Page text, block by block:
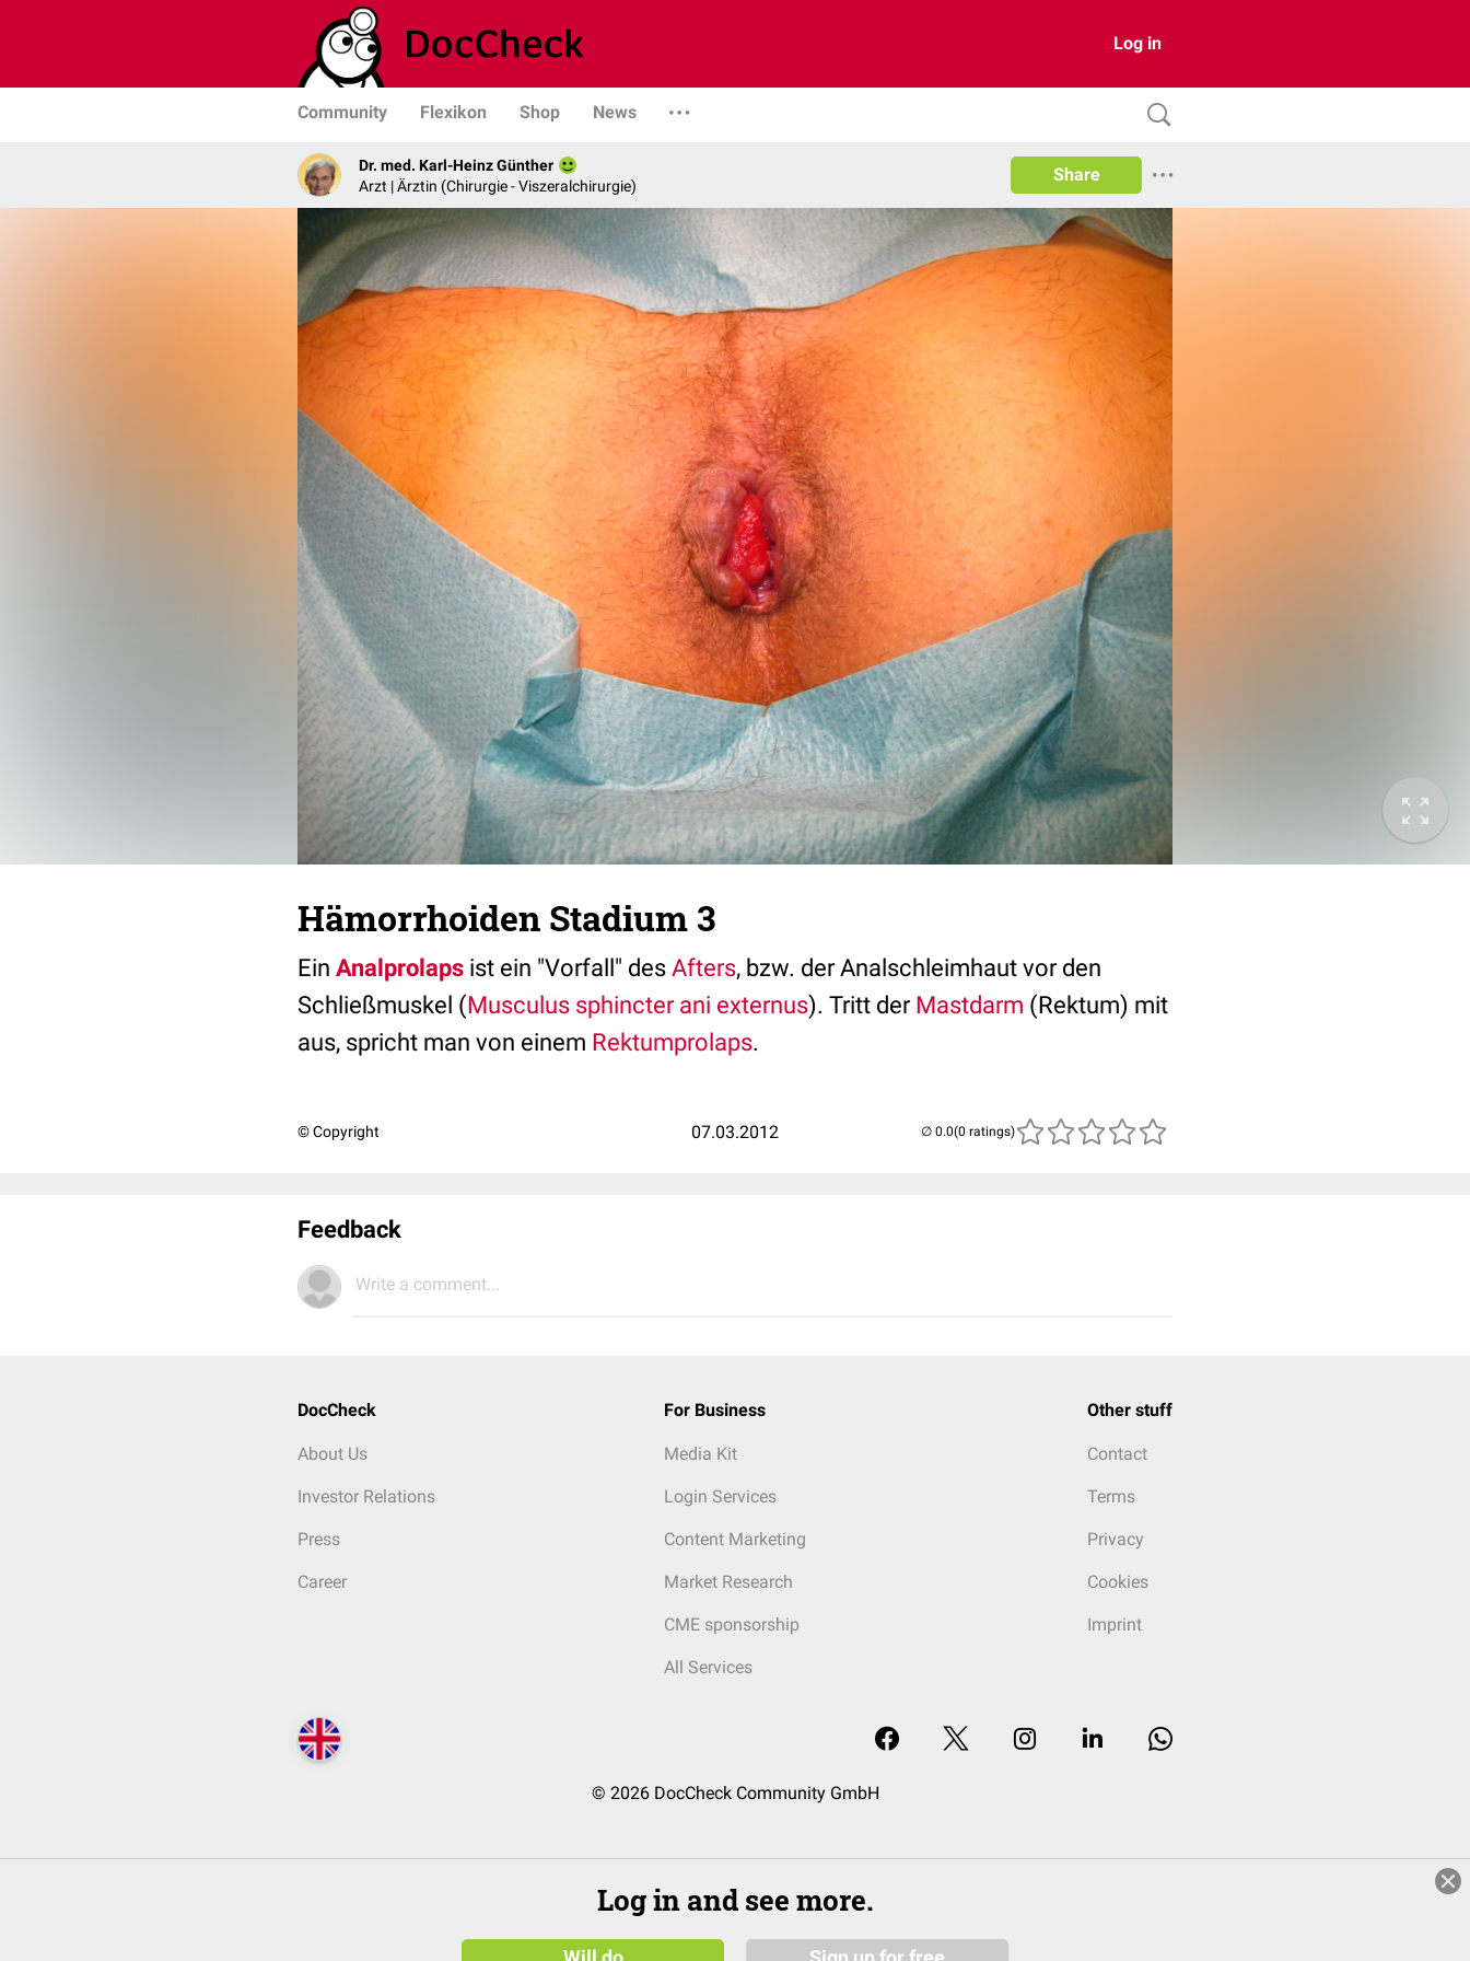
Log in
Community Flexikon Shop News
Dr. med. Karl-Heinz Günther
Arzt | Ärztin (Chirurgie - Viszeralchirurgie)
Share
Hämorrhoiden Stadium 3
Ein Analprolaps ist ein "Vorfall" des Afters, bzw. der Analschleimhaut vor den
Schließmuskel (Musculus sphincter ani externus). Tritt der Mastdarm (Rektum) mit
aus, spricht man von einem Rektumprolaps.
© Copyright 07.03.2012 (0 ratings)
Feedback
Write a comment...
DocCheck
About Us
Investor Relations
Press
Career
For Business
Media Kit
Login Services
Content Marketing
Market Research
CME sponsorship
All Services
Other stuff
Contact
Terms
Privacy
Cookies
Imprint
© 2026 DocCheck Community GmbH
Log in and see more.